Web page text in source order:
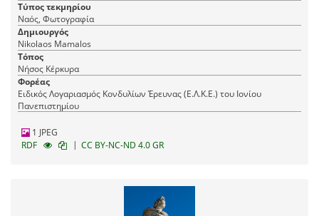
Τύπος τεκμηρίου
Ναός, Φωτογραφία
Δημιουργός
Nikolaos Mamalos
Τόπος
Νήσος Κέρκυρα
Φορέας
Ειδικός Λογαριασμός Κονδυλίων Έρευνας (Ε.Λ.Κ.Ε.) του Ιονίου
Πανεπιστημίου
1 JPEG
RDF
| CC BY-NC-ND 4.0 GR